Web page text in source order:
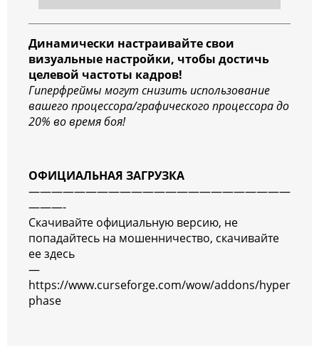
Динамически настраивайте свои
визуальные настройки, чтобы достичь
целевой частоты кадров!
Гиперфреймы могут снизить использование
вашего процессора/графического процессора до
20% во время боя!
ОФИЦИАЛЬНАЯ ЗАГРУЗКА
———————————————————————
———-
Скачивайте официальную версию, не
попадайтесь на мошенничество, скачивайте
ее здесь
—
https://www.curseforge.com/wow/addons/hyper
phase